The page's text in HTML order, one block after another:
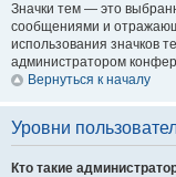
Значки тем — это
сообщениями и
использования значков
администратором
Вернуться к началу
Уровни
Кто такие